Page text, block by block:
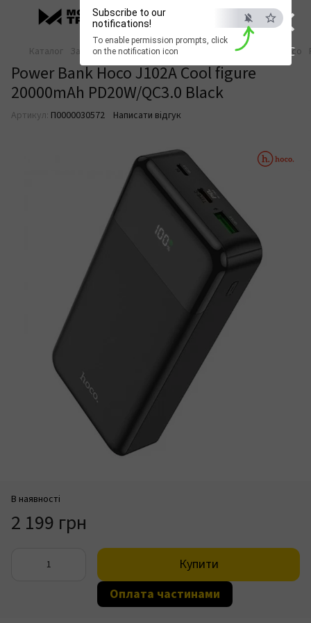
×
ESC
Subscribe to our
notifications!
To enable permission prompts, click
on the notification icon
Каталог Зарядка та живлення Павербанки Павербанки Hoco
Power Bank Hoco J102A Cool figure
20000mAh PD20W/QC3.0 Black
Артикул: П0000030572 Написати відгук
В наявності
2 199 грн
Купити
Оплата частинами